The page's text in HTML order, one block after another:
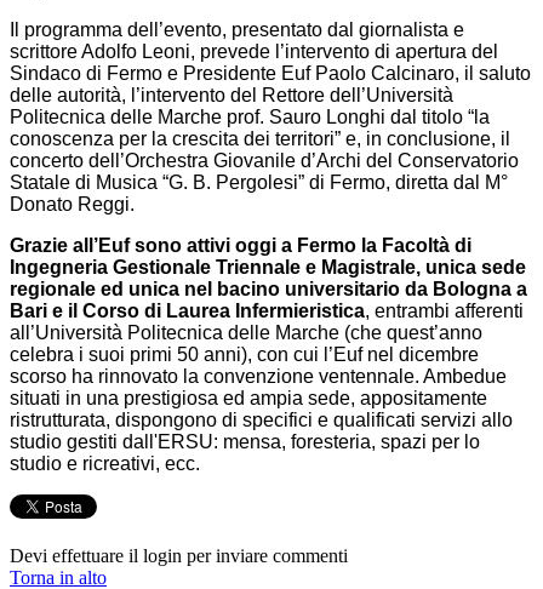
Il programma dell’evento, presentato dal giornalista e
scrittore Adolfo Leoni, prevede l’intervento di apertura del
Sindaco di Fermo e Presidente Euf Paolo Calcinaro, il saluto
delle autorità, l’intervento del Rettore dell’Università
Politecnica delle Marche prof. Sauro Longhi dal titolo “la
conoscenza per la crescita dei territori” e, in conclusione, il
concerto dell’Orchestra Giovanile d’Archi del Conservatorio
Statale di Musica “G. B. Pergolesi” di Fermo, diretta dal M°
Donato Reggi.
Grazie all’Euf sono attivi oggi a Fermo la Facoltà di
Ingegneria Gestionale Triennale e Magistrale, unica sede
regionale ed unica nel bacino universitario da Bologna a
Bari e il Corso di Laurea Infermieristica, entrambi afferenti
all’Università Politecnica delle Marche (che quest’anno
celebra i suoi primi 50 anni), con cui l’Euf nel dicembre
scorso ha rinnovato la convenzione ventennale. Ambedue
situati in una prestigiosa ed ampia sede, appositamente
ristrutturata, dispongono di specifici e qualificati servizi allo
studio gestiti dall'ERSU: mensa, foresteria, spazi per lo
studio e ricreativi, ecc.
Devi effettuare il login per inviare commenti
Torna in alto